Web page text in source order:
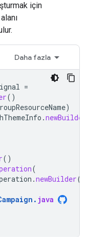
için
alanı
Daha fazla
=
()
)
.newBuilder
()
(
.newBuilder
. java